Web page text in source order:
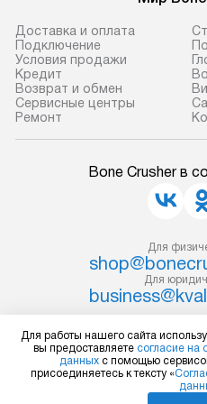
до двери квартиры или до
установки, пожалуйста,
предварительно
с менеджером. За данную
взимается дополнительная
через дверной проем,
то сотрудники
выступающие элементы,
в будущем это может
к отказу в проведении
удостоверьтесь, что
переместить прибор в
место, учитывая размеры
Доставка и оплата
Подключение
Условия продажи
Кредит
Возврат и обмен
Сервисные центры
Ремонт
Bone Crusher в
Для
Для
НАПИСАТЬ
Политика
Для работы нашего сайта
вы предоставляете согласие на
данных с помощью
присоединяетесь к тексту «